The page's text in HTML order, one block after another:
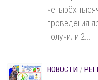
четырёх
проведения
получили 2...
НОВОСТИ /